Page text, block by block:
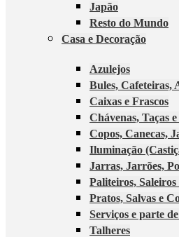
Japão
Resto do Mundo
Casa e Decoração
Azulejos
Bules, Cafeteiras,
Caixas e Frascos
Chávenas, Taças
Copos, Canecas,
Iluminação
Jarras, Jarrões,
Paliteiros, Saleiros
Pratos, Salvas e
Serviços e parte
Talheres